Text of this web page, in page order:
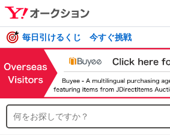
毎日引けるくじ 今すぐ挑戦